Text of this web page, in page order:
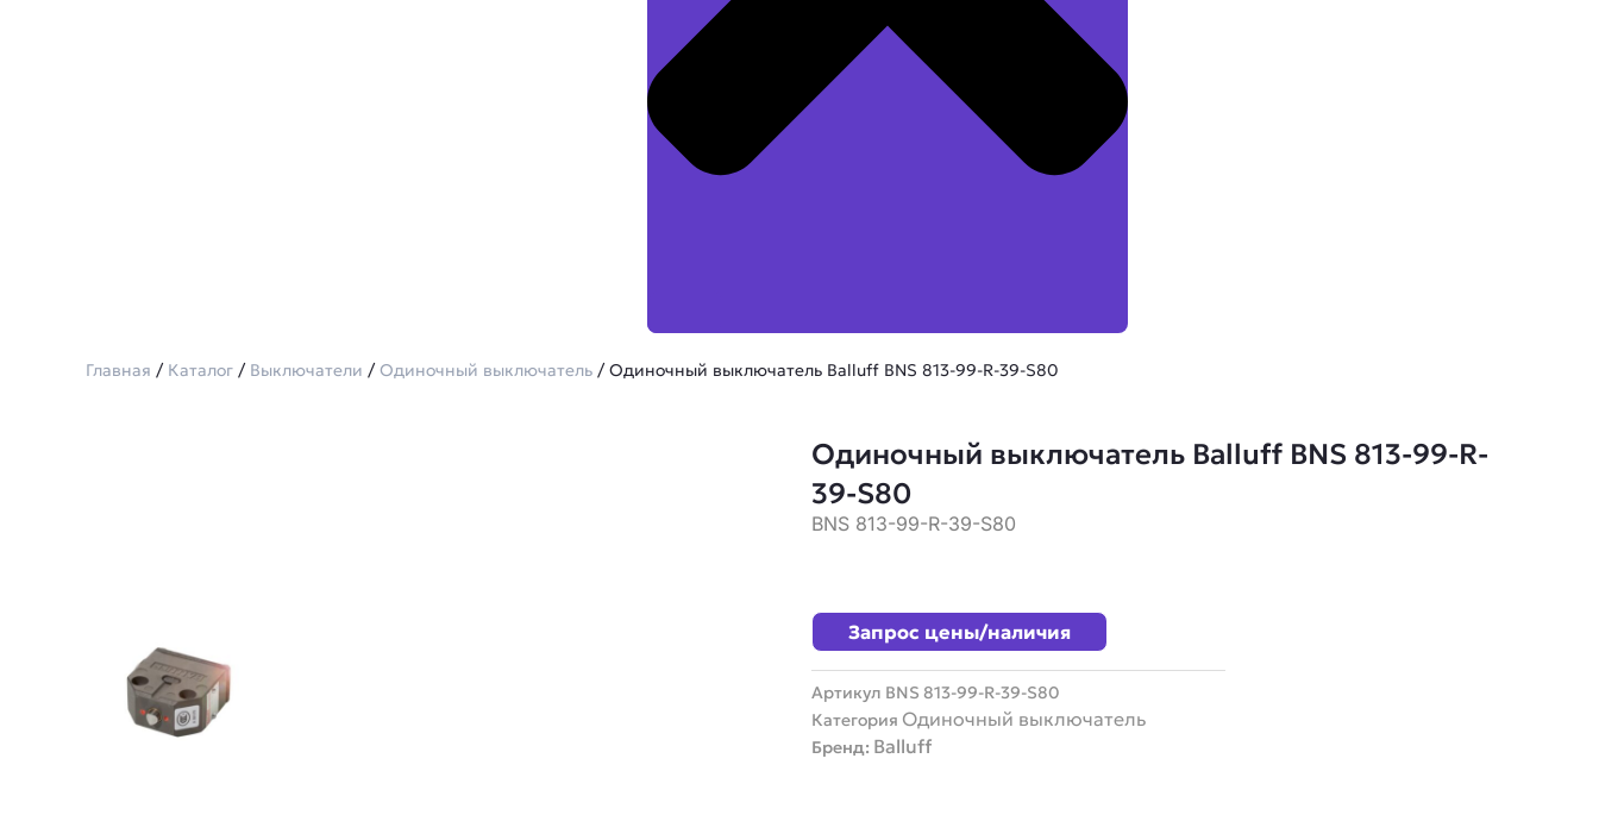
Главная / Каталог / Выключатели /Одиночный выключатель / Одиночный выключатель Balluff BNS 813-99-R-39-S80
Одиночный выключатель Balluff BNS 813-99-R-
39-S80
BNS 813-99-R-39-S80
Запрос цены/наличия
Артикул BNS 813-99-R-39-S80
Категория Одиночный выключатель
Бренд: Balluff